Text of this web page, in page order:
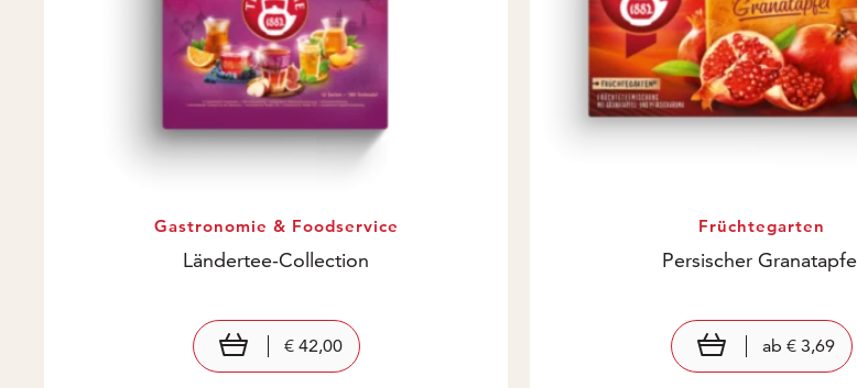
Gastronomie & Foodservice
Ländertee-Collection
In den Warenkorb
€ 42,00
Früchtegarten
Persischer
view product
ab€ 3,69